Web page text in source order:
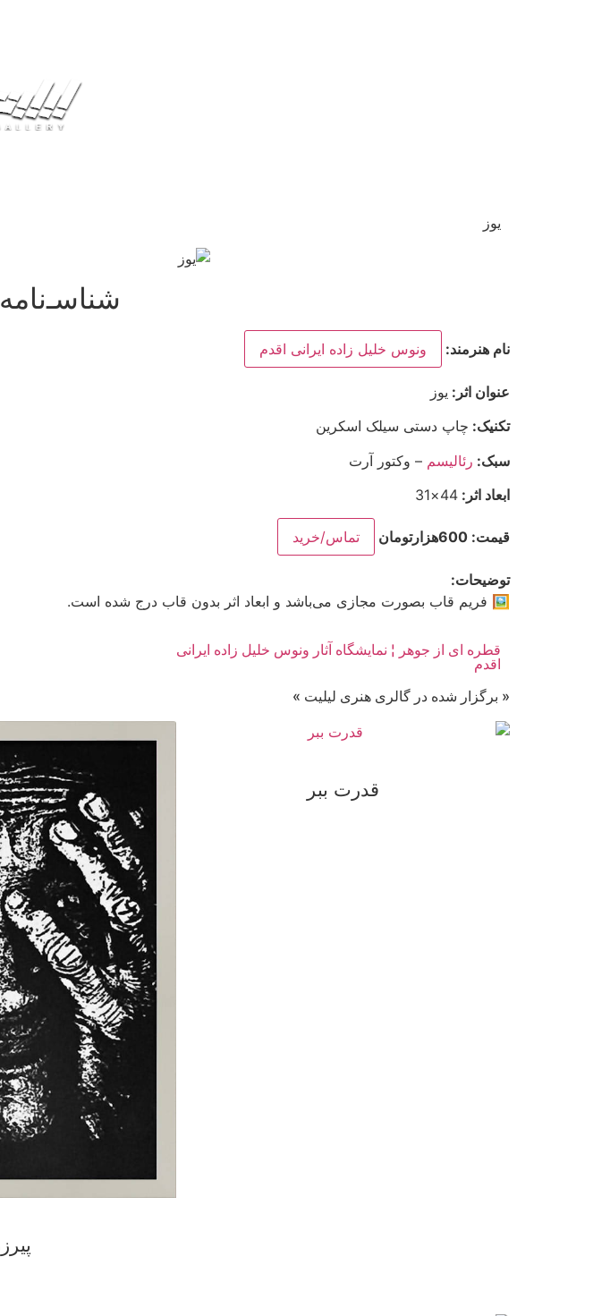
یوز
نام هنرمند: ونوس خلیل زاده ایرانی اقدم
عنوان اثر: یوز
تکنیک: چاپ دستی سیلک اسکرین
سبک: رئالیسم – وکتور آرت
ابعاد اثر: 44×31
قیمت: 600هزارتومان تماس/خرید
توضیحات:
🖼 فریم قاب بصورت مجازی می‌باشد و ابعاد اثر بدون قاب درج شده است.
قطره ای از جوهر ¦ نمایشگاه آثار ونوس خلیل زاده ایرانی
اقدم
« برگزار شده در گالری هنری لیلیت »
قدرت ببر